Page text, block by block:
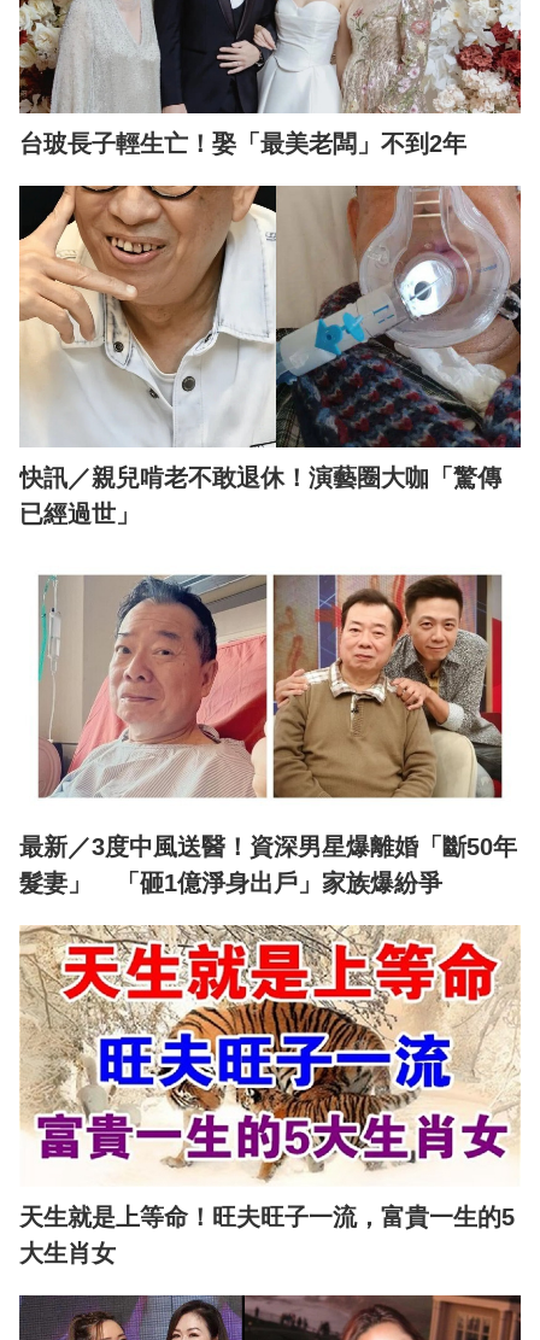
台玻長子輕生亡！娶「最美老闆」不到2年
快訊／親兒啃老不敢退休！演藝圈大咖「驚傳
已經過世」
最新／3度中風送醫！資深男星爆離婚「斷50年
髮妻」 「砸1億淨身出戶」家族爆紛爭
天生就是上等命！旺夫旺子一流，富貴一生的5
大生肖女